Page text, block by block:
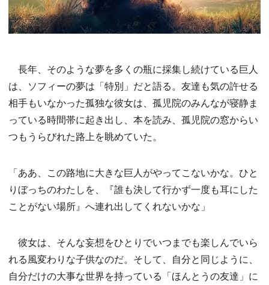
長年、そのような夢を多くの瓶に採集し続けている巨人
は、ソフィーの夢は「特別」だと語る。友達も気の許せる
相手もいなかった孤独な彼女は、孤児院のみんなが寝静ま
っている時間帯に起き出し、本を読み、孤児院の窓からい
つもうらびれた路上を眺めていた。
「ああ、この路地に大きな巨人がやってこないかな。ひと
りぼっちのわたしを、『誰も決して行かず一度も耳にした
ことがない場所』へ連れ出してくれないかな」
彼女は、そんな妄想をひとりでいつまでも楽しんでいら
れる風変わりな子供なのだ。そして、自分と同じように、
自分だけの大事な世界を持っている「ほんとうの友達」に